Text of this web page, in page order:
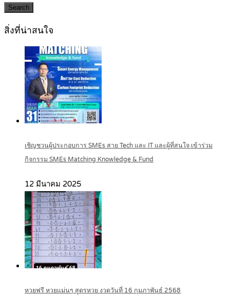
Search
สิ่งที่น่าสนใจ
เชิญชวนผู้ประกอบการ SMEs สาย Tech และ IT และผู้ที่สนใจ เข้าร่วม
กิจกรรม SMEs Matching Knowledge & Fund
12 มีนาคม 2025
หวยฟรี หวยแม่นๆ สูตรหวย งวดวันที่ 16 กุมภาพันธ์ 2568